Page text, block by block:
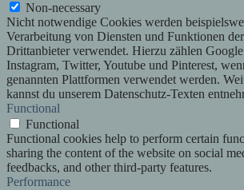
Non-necessary
Nicht notwendige Cookies werden
Verarbeitung von Diensten und Funktionen
Drittanbieter verwendet. Hierzu zählen
Instagram, Twitter, Youtube und Pinterest,
genannten Plattformen verwendet werden.
kannst du unserem Datenschutz-Texten
Functional
Functional
Functional cookies help to perform certain
sharing the content of the website on social
feedbacks, and other third-party features.
Performance